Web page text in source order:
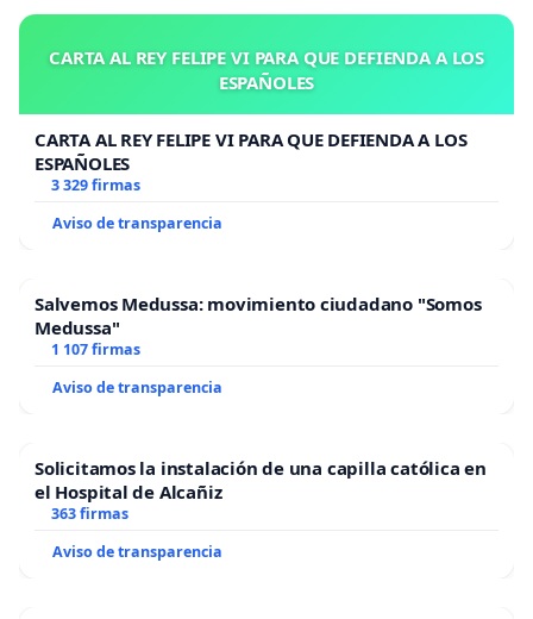
CARTA AL REY FELIPE VI PARA QUE DEFIENDA A LOS
ESPAÑOLES
CARTA AL REY FELIPE VI PARA QUE DEFIENDA A LOS
ESPAÑOLES
3 329 firmas
Aviso de transparencia
Salvemos Medussa: movimiento ciudadano "Somos
Medussa"
1 107 firmas
Aviso de transparencia
Solicitamos la instalación de una capilla católica en
el Hospital de Alcañiz
363 firmas
Aviso de transparencia